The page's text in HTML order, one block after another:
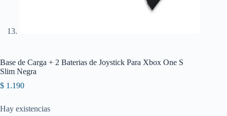
Base de Carga + 2 Baterias de Joystick Para Xbox One S
Slim Negra
$ 1.190
Hay existencias